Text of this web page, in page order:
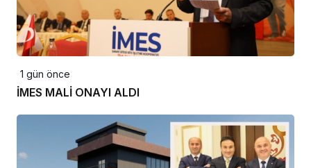
1 gün önce
İMES MALİ ONAYI ALDI